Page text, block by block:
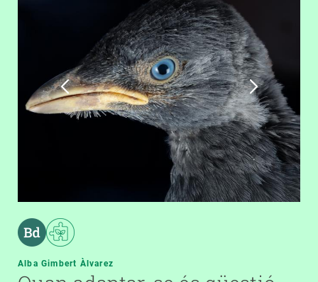
Alba Gimbert Àlvarez